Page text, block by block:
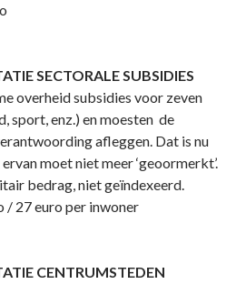
SECTORALE SUBSIDIES
overheid subsidies voor zeven
sport, enz.) en moesten de
afleggen. Dat is nu
moet niet meer ‘geoormerkt’.
bedrag, niet geïndexeerd.
/ 27 euro per inwoner
CENTRUMSTEDEN